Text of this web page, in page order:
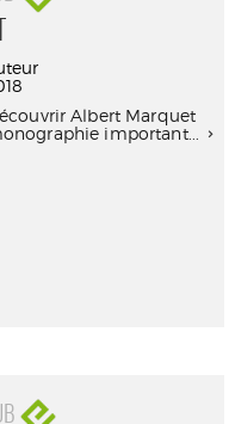
Albert Marquet
important...